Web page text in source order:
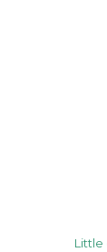
Little